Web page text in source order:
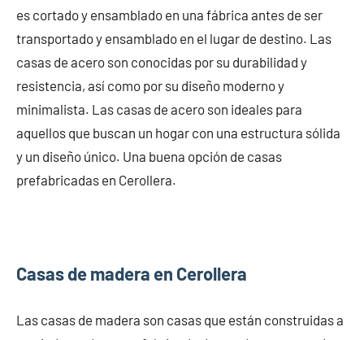
es cortado y ensamblado en una fábrica antes de ser
transportado y ensamblado en el lugar de destino. Las
casas de acero son conocidas por su durabilidad y
resistencia, así como por su diseño moderno y
minimalista. Las casas de acero son ideales para
aquellos que buscan un hogar con una estructura sólida
y un diseño único. Una buena opción de casas
prefabricadas en Cerollera.
Casas de madera en Cerollera
Las casas de madera son casas que están construidas a